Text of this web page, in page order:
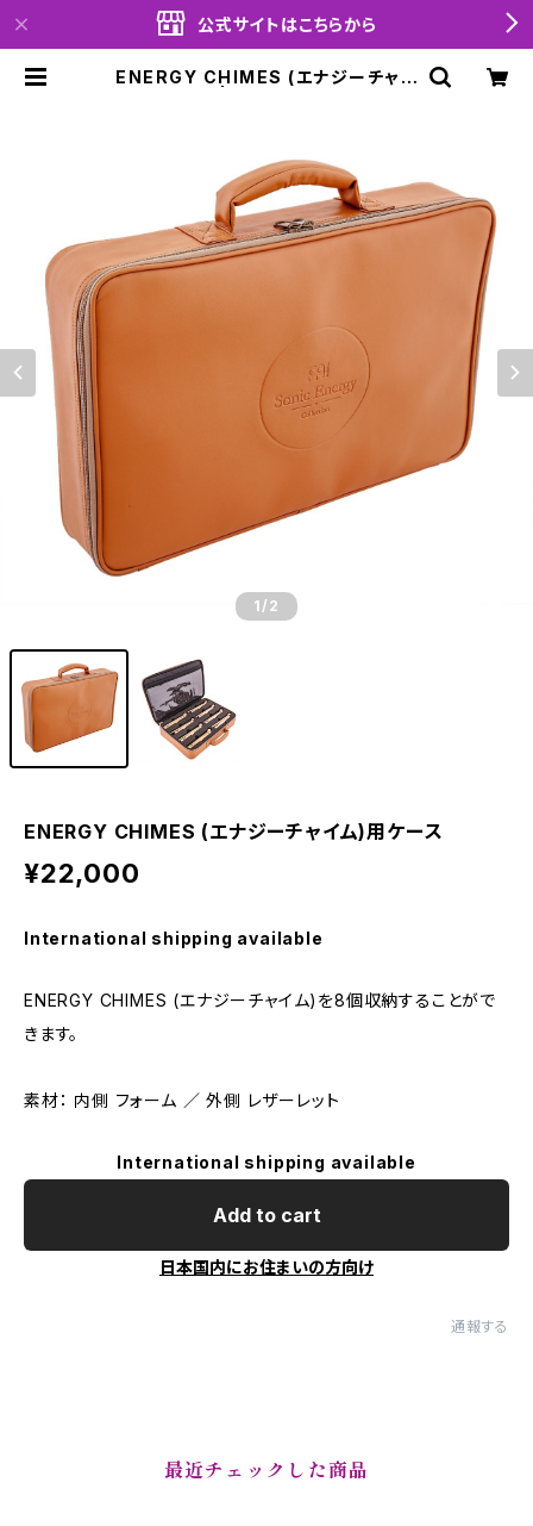
公式サイトはこちらから
ENERGY CHIMES (エナジーチャイ
1/2
ENERGY CHIMES (エナジーチャイム)用ケース
¥22,000
International shipping available
ENERGY CHIMES (エナジーチャイム)を8個収納することがで
きます。
素材： 内側 フォーム ／ 外側 レザーレット
International shipping available
Add to cart
日本国内にお住まいの方向け
通報する
最近チェックした商品